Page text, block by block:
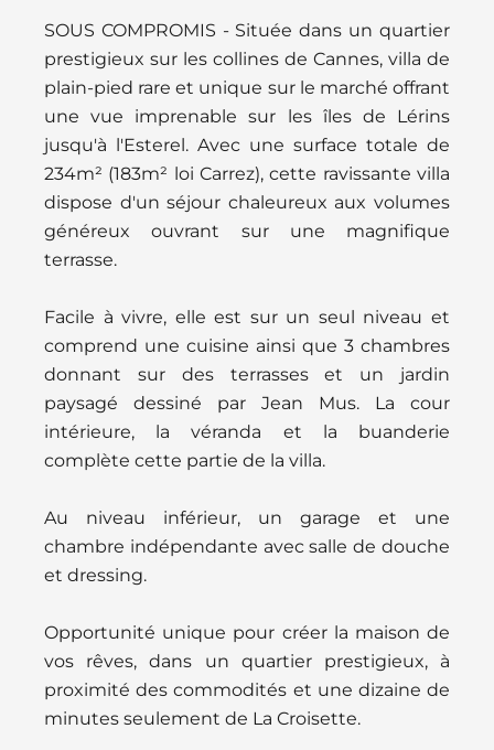
SOUS COMPROMIS - Située dans un quartier
prestigieux sur les collines de Cannes, villa de
plain-pied rare et unique sur le marché offrant
une vue imprenable sur les îles de Lérins
jusqu'à l'Esterel. Avec une surface totale de
234m² (183m² loi Carrez), cette ravissante villa
dispose d'un séjour chaleureux aux volumes
généreux ouvrant sur une magnifique
terrasse.
Facile à vivre, elle est sur un seul niveau et
comprend une cuisine ainsi que 3 chambres
donnant sur des terrasses et un jardin
paysagé dessiné par Jean Mus. La cour
intérieure, la véranda et la buanderie
complète cette partie de la villa.
Au niveau inférieur, un garage et une
chambre indépendante avec salle de douche
et dressing.
Opportunité unique pour créer la maison de
vos rêves, dans un quartier prestigieux, à
proximité des commodités et une dizaine de
minutes seulement de La Croisette.